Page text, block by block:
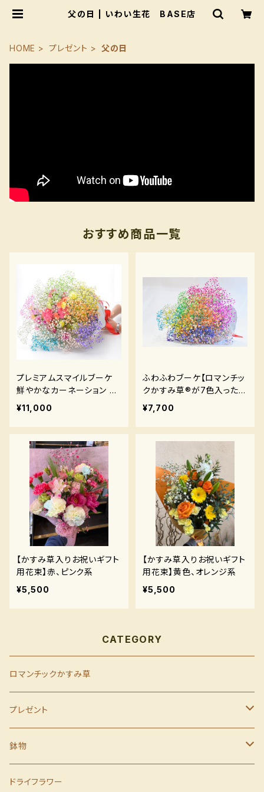
父の日 | いわい生花 BASE店
HOME プレゼント 父の日
おすすめ商品一覧
プレミアムスマイルブーケ
鮮やかなカーネーション と
【ロマンチックかすみ草】た
っぷりのセット！
¥11,000
ふわふわブーケ【ロマンチッ
クかすみ草®︎が7色入ったブ
ーケ】
¥7,700
【かすみ草入りお祝いギフト
用花束】赤、ピンク系
¥5,500
【かすみ草入りお祝いギフト
用花束】黄色、オレンジ系
¥5,500
CATEGORY
ロマンチックかすみ草
プレゼント
母の日
父の日
鉢物
季節の鉢物
ドライフラワー